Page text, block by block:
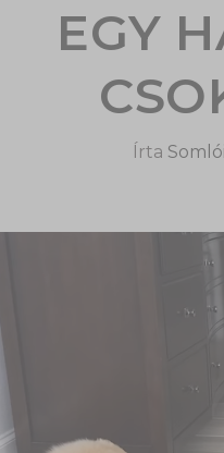
EGY
Írta